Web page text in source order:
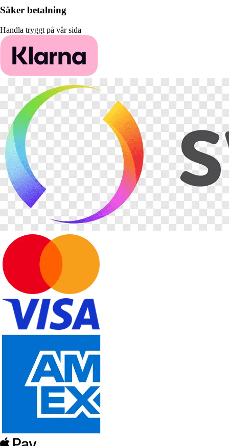
Säker betalning
Handla tryggt på vår sida